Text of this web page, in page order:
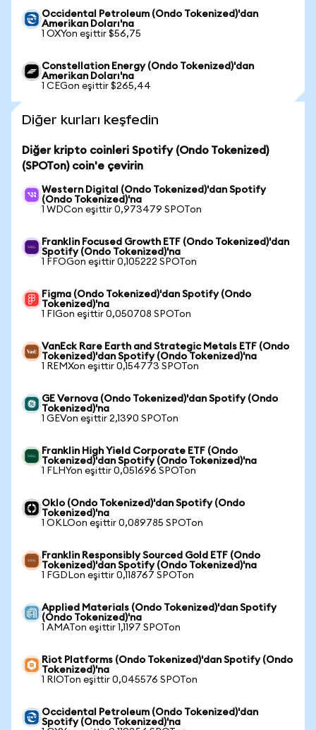
Occidental Petroleum (Ondo Tokenized)'dan
Amerikan Doları'na
1 OXYon eşittir $56,75
Constellation Energy (Ondo Tokenized)'dan
Amerikan Doları'na
1 CEGon eşittir $265,44
Diğer kurları keşfedin
Diğer kripto coinleri Spotify (Ondo Tokenized)
(SPOTon) coin'e çevirin
Western Digital (Ondo Tokenized)'dan Spotify
(Ondo Tokenized)'na
1 WDCon eşittir 0,973479 SPOTon
Franklin Focused Growth ETF (Ondo Tokenized)'dan
Spotify (Ondo Tokenized)'na
1 FFOGon eşittir 0,105222 SPOTon
Figma (Ondo Tokenized)'dan Spotify (Ondo
Tokenized)'na
1 FIGon eşittir 0,050708 SPOTon
VanEck Rare Earth and Strategic Metals ETF (Ondo
Tokenized)'dan Spotify (Ondo Tokenized)'na
1 REMXon eşittir 0,154773 SPOTon
GE Vernova (Ondo Tokenized)'dan Spotify (Ondo
Tokenized)'na
1 GEVon eşittir 2,1390 SPOTon
Franklin High Yield Corporate ETF (Ondo
Tokenized)'dan Spotify (Ondo Tokenized)'na
1 FLHYon eşittir 0,051696 SPOTon
Oklo (Ondo Tokenized)'dan Spotify (Ondo
Tokenized)'na
1 OKLOon eşittir 0,089785 SPOTon
Franklin Responsibly Sourced Gold ETF (Ondo
Tokenized)'dan Spotify (Ondo Tokenized)'na
1 FGDLon eşittir 0,118767 SPOTon
Applied Materials (Ondo Tokenized)'dan Spotify
(Ondo Tokenized)'na
1 AMATon eşittir 1,1197 SPOTon
Riot Platforms (Ondo Tokenized)'dan Spotify (Ondo
Tokenized)'na
1 RIOTon eşittir 0,045576 SPOTon
Occidental Petroleum (Ondo Tokenized)'dan
Spotify (Ondo Tokenized)'na